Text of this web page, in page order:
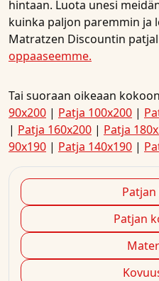
hintaan. Luota unesi
kuinka paljon paremmin ja
Matratzen Discountin
oppaaseemme.
Tai suoraan oikeaan
90x200 | Patja 100x200 |
| Patja 160x200 | Patja
90x190 | Patja 140x190 |
Patjan